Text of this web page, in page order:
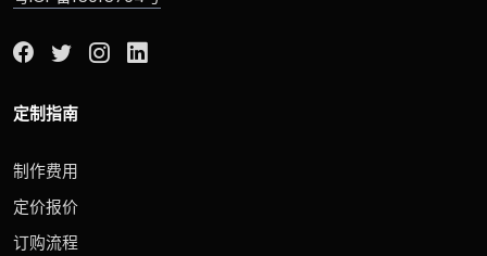
定制指南
制作费用
定价报价
订购流程